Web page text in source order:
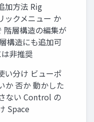
加方法 Rig
ックメニュー か
階層構造の編集が
構造にも追加可
非推奨
い分け ビューポ
か 否か 動かした
ない Control の
Space